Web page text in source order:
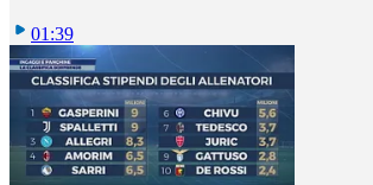
01:39